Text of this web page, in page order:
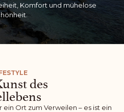
Komfort und mühelose
ein Ort zum Verweilen – es ist ein
des